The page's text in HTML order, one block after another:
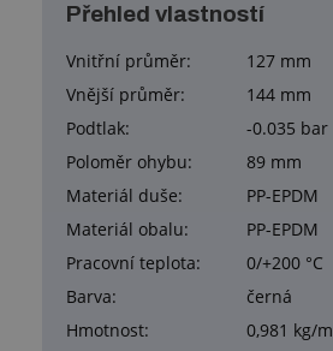
Přehled vlastností
Vnitřní průměr:
127 mm
Vnější průměr:
144 mm
Podtlak:
-0.035 bar
Poloměr ohybu:
89 mm
Materiál duše:
PP-EPDM
Materiál obalu:
PP-EPDM
Pracovní teplota:
0/+200 °C
Barva:
černá
Hmotnost:
0,981 kg/m